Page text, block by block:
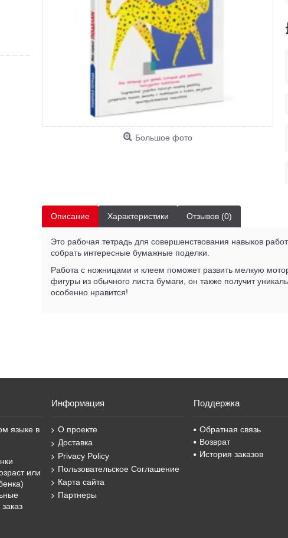
Большое фото
Описание Характеристики Отзывов (0)
Это рабочая тетрадь для совершенствования навыков
собрать интересные бумажные поделки.
Работа с ножницами и клеем поможет развить мелкую
фигуры из обычного листа бумаги, он также получит
особенно нравится!
языке в
или
Информация
О проекте
Доставка
Privacy Policy
Пользовательское Соглашение
Карта сайта
Партнеры
Поддержка
Обратная связь
Возврат
История заказов